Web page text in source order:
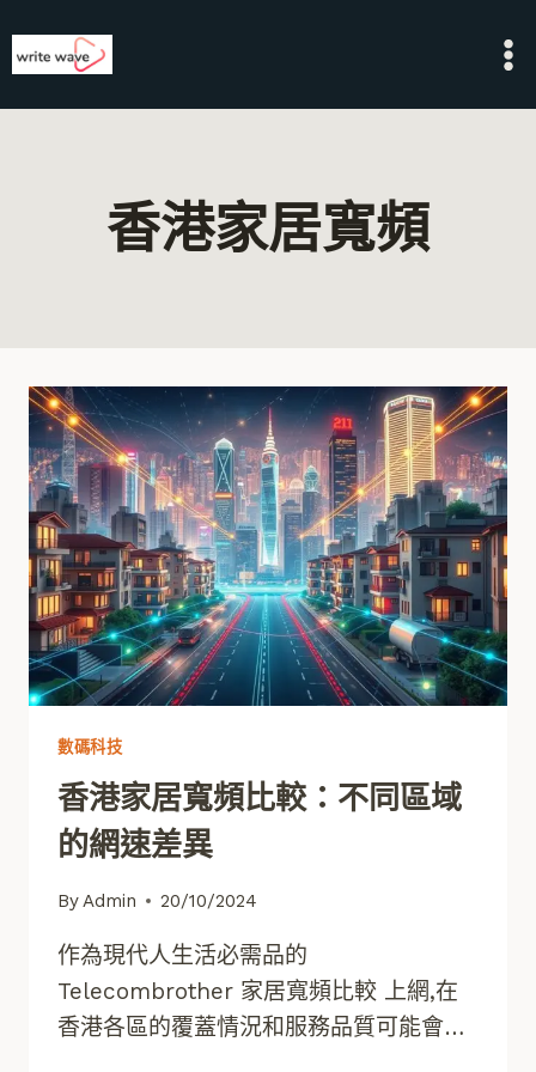
to
香港家居寬頻
數碼科技
香港家居寬頻比較：不同區域
的網速差異
ByAdmin 20/10/2024
作為現代人生活必需品的
Telecombrother 家居寬頻比較 上網,在
香港各區的覆蓋情況和服務品質可能會…